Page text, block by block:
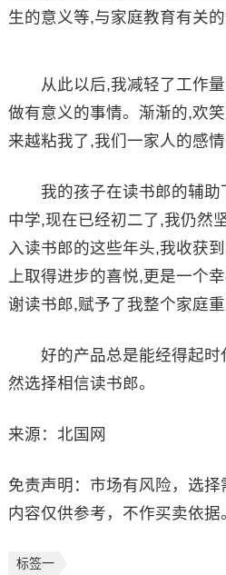
生的意义等,与家庭教育有关的
从此以后,我减轻了工作量,
做有意义的事情。渐渐的,欢
来越粘我了,我们一家人的感情
我的孩子在读书郎的辅助
中学,现在已经初二了,我仍然
入读书郎的这些年头,我收获
上取得进步的喜悦,更是一个
谢读书郎,赋予了我整个家庭
好的产品总是能经得起时
然选择相信读书郎。
来源：北国网
免责声明：市场有风险，选
内容仅供参考，不作买卖依据
标签一